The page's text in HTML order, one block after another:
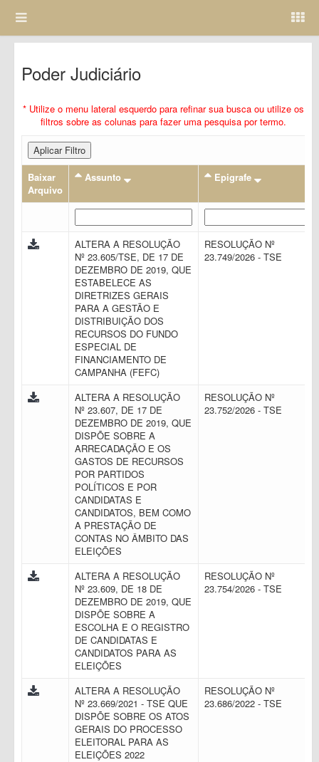
Poder Judiciário
* Utilize o menu lateral esquerdo para refinar sua busca ou utilize os
filtros sobre as colunas para fazer uma pesquisa por termo.
Aplicar Filtro
Baixar
Arquivo
Assunto Epigrafe
ALTERA A RESOLUÇÃO
Nº 23.605/TSE, DE 17 DE
DEZEMBRO DE 2019, QUE
ESTABELECE AS
DIRETRIZES GERAIS
PARA A GESTÃO E
DISTRIBUIÇÃO DOS
RECURSOS DO FUNDO
ESPECIAL DE
FINANCIAMENTO DE
CAMPANHA (FEFC)
RESOLUÇÃO Nº
23.749/2026 - TSE
ALTERA A RESOLUÇÃO
Nº 23.607, DE 17 DE
DEZEMBRO DE 2019, QUE
DISPÕE SOBRE A
ARRECADAÇÃO E OS
GASTOS DE RECURSOS
POR PARTIDOS
POLÍTICOS E POR
CANDIDATAS E
CANDIDATOS, BEM COMO
A PRESTAÇÃO DE
CONTAS NO ÂMBITO DAS
ELEIÇÕES
RESOLUÇÃO Nº
23.752/2026 - TSE
ALTERA A RESOLUÇÃO
Nº 23.609, DE 18 DE
DEZEMBRO DE 2019, QUE
DISPÕE SOBRE A
ESCOLHA E O REGISTRO
DE CANDIDATAS E
CANDIDATOS PARA AS
ELEIÇÕES
RESOLUÇÃO Nº
23.754/2026 - TSE
ALTERA A RESOLUÇÃO
Nº 23.669/2021 - TSE QUE
DISPÕE SOBRE OS ATOS
GERAIS DO PROCESSO
ELEITORAL PARA AS
ELEIÇÕES 2022
RESOLUÇÃO Nº
23.686/2022 - TSE